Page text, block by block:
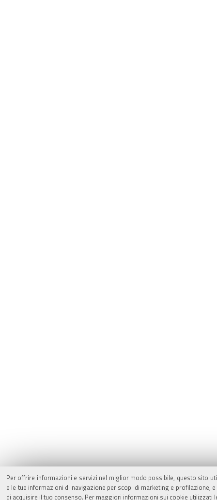
Per offrire informazioni e servizi nel miglior modo possibile, questo sito
e le tue informazioni di navigazione per scopi di marketing e
di acquisire il tuo consenso. Per maggiori informazioni sui cookie utilizzati